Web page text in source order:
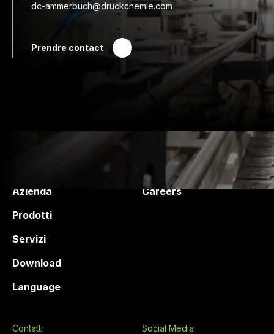
dc-ammerbuch@druckchemie.com
Prendre contact
Azienda
Prodotti
Servizi
Download
Language
Products and services
Careers
Contatti Social Media